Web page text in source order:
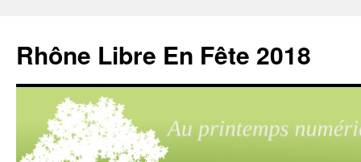
contenu
Rhône Libre En Fête 2018